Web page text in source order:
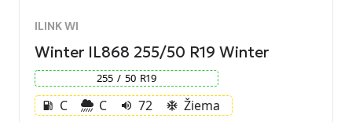
ILINK WI
Winter IL868 255/50 R19 Winter
255 / 50 R19
local_gas_station C C volume_up 72 ac_unit Žiema